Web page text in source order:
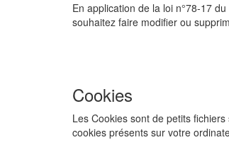
En application de la loi n°78-17
souhaitez faire modifier ou
Cookies
Les Cookies sont de petits
cookies présents sur votre